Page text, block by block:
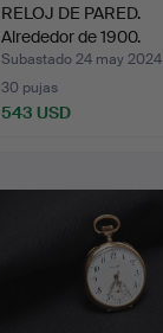
RELOJ DE PARED.
Alrededor de 1900.
Subastado 24 may 2024
30 pujas
543 USD